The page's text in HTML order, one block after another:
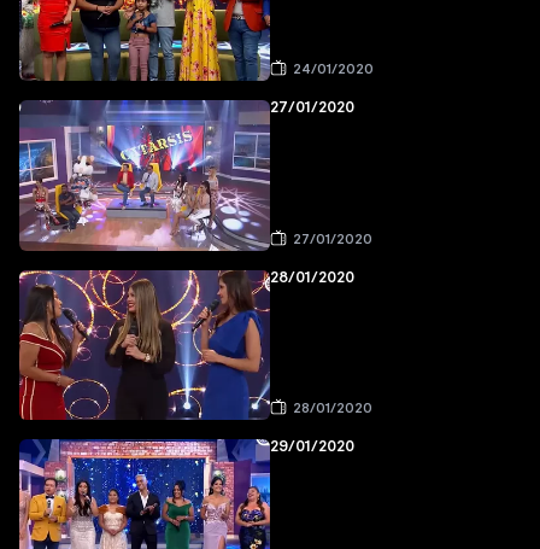
24/01/2020
27/01/2020
27/01/2020
28/01/2020
28/01/2020
29/01/2020